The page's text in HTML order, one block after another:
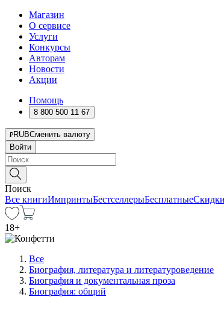
Магазин
О сервисе
Услуги
Конкурсы
Авторам
Новости
Акции
Помощь
8 800 500 11 67
RUBСменить валюту
Войти
Поиск
Все книгиИмпринтыБестселлерыБесплатныеСкидки
18+
Все
Биография, литература и литературоведение
Биография и документальная проза
Биография: общий